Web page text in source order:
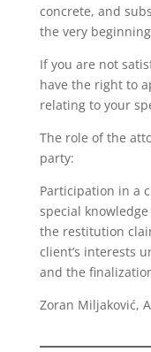
concrete, and
the very
If you are not
have the right to
relating to your
The role of the
party:
Participation in a
special
the restitution
client’s interests
and the
Zoran Miljaković,